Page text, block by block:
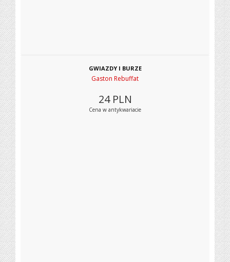
GWIAZDY I BURZE
Gaston Rebuffat
24 PLN
Cena w antykwariacie